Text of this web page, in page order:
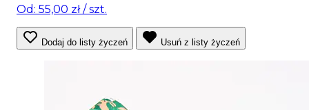
Od: 55,00 zł/ szt.
Dodaj do listy życzeń Usuń z listy życzeń